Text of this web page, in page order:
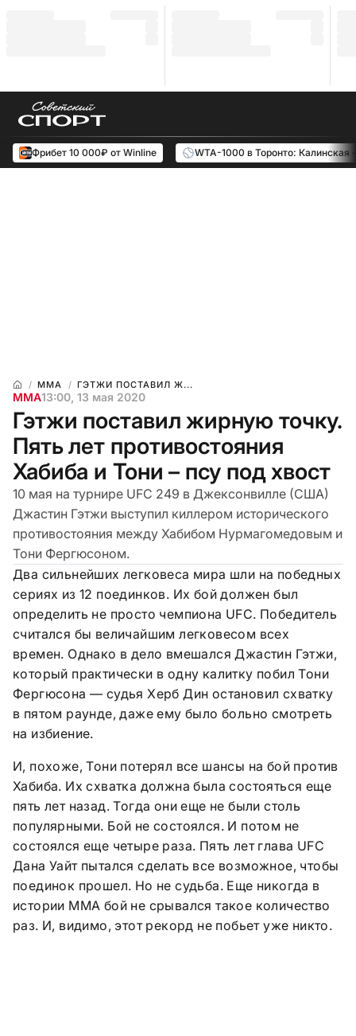
Фрибет 10 000₽ от Winline WTA-1000 в Торонто: Калинская
ММА ГЭТЖИ ПОСТАВИЛ Ж...
ММА13:00, 13 мая 2020
Гэтжи поставил жирную точку.
Пять лет противостояния
Хабиба и Тони – псу под хвост
10 мая на турнире UFC 249 в Джексонвилле (США)
Джастин Гэтжи выступил киллером исторического
противостояния между Хабибом Нурмагомедовым и
Тони Фергюсоном.
Два сильнейших легковеса мира шли на победных
сериях из 12 поединков. Их бой должен был
определить не просто чемпиона UFC. Победитель
считался бы величайшим легковесом всех
времен. Однако в дело вмешался Джастин Гэтжи,
который практически в одну калитку побил Тони
Фергюсона — судья Херб Дин остановил схватку
в пятом раунде, даже ему было больно смотреть
на избиение.
И, похоже, Тони потерял все шансы на бой против
Хабиба. Их схватка должна была состояться еще
пять лет назад. Тогда они еще не были столь
популярными. Бой не состоялся. И потом не
состоялся еще четыре раза. Пять лет глава UFC
Дана Уайт пытался сделать все возможное, чтобы
поединок прошел. Но не судьба. Еще никогда в
истории ММА бой не срывался такое количество
раз. И, видимо, этот рекорд не побьет уже никто.